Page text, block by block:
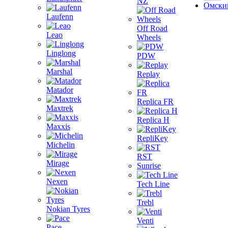
Laufenn
Leao
Linglong
Marshal
Matador
Maxtrek
Maxxis
Michelin
Mirage
Nexen
Nokian Tyres
Off Road
Wheels
PDW
Replay
Replica FR
Replica H
RepliKey
RST
Sunrise
Tech Line
Trebl
Venti